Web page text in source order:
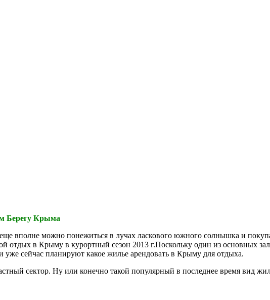
Берегу Крыма
вполне можно понежиться в лучах ласкового южного солнышка и
отдых в Крыму в курортный сезон 2013 г.Поскольку один из основных
сейчас планируют какое жилье арендовать в Крыму для отдыха.
сектор. Ну или конечно такой популярный в последнее время вид